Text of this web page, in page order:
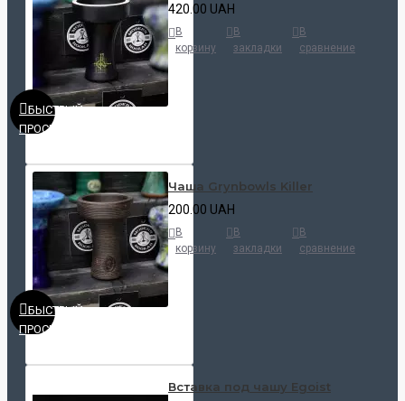
БЫСТРЫЙ
ПРОСМОТР
420.00 UAH
В
корзину
В
закладки
В
сравнение
БЫСТРЫЙ
ПРОСМОТР
Чаша Grynbowls Killer
200.00 UAH
В
корзину
В
закладки
В
сравнение
Вставка под чашу Egoist